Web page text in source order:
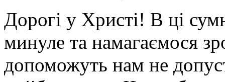
Дорогі у Христі! В ці
минуле та намагаємося
допоможуть нам не